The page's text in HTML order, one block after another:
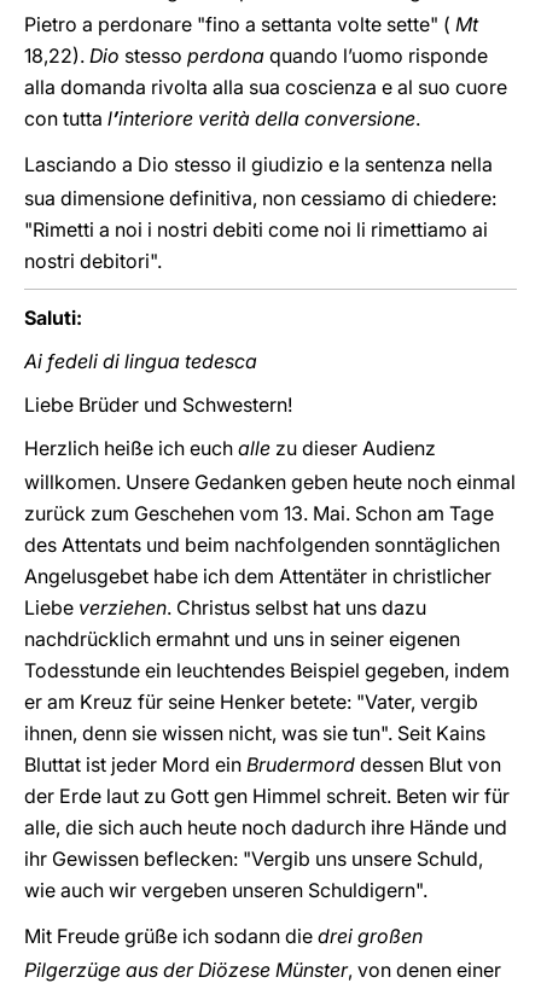
Pietro a perdonare "fino a settanta volte sette" ( Mt
18,22). Dio stesso perdona quando l’uomo risponde
alla domanda rivolta alla sua coscienza e al suo cuore
con tutta l’interiore verità della conversione.
Lasciando a Dio stesso il giudizio e la sentenza nella
sua dimensione definitiva, non cessiamo di chiedere:
"Rimetti a noi i nostri debiti come noi li rimettiamo ai
nostri debitori".
Saluti:
Ai fedeli di lingua tedesca
Liebe Brüder und Schwestern!
Herzlich heiße ich euch alle zu dieser Audienz
willkomen. Unsere Gedanken geben heute noch einmal
zurück zum Geschehen vom 13. Mai. Schon am Tage
des Attentats und beim nachfolgenden sonntäglichen
Angelusgebet habe ich dem Attentäter in christlicher
Liebe verziehen. Christus selbst hat uns dazu
nachdrücklich ermahnt und uns in seiner eigenen
Todesstunde ein leuchtendes Beispiel gegeben, indem
er am Kreuz für seine Henker betete: "Vater, vergib
ihnen, denn sie wissen nicht, was sie tun". Seit Kains
Bluttat ist jeder Mord ein Brudermord dessen Blut von
der Erde laut zu Gott gen Himmel schreit. Beten wir für
alle, die sich auch heute noch dadurch ihre Hände und
ihr Gewissen beflecken: "Vergib uns unsere Schuld,
wie auch wir vergeben unseren Schuldigern".
Mit Freude grüße ich sodann die drei großen
Pilgerzüge aus der Diözese Münster, von denen einer